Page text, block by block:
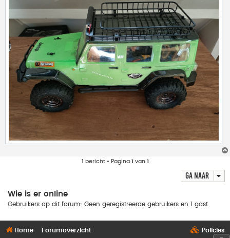
1 bericht • Pagina 1 van 1
Ga naar
Wie is er online
Gebruikers op dit forum: Geen geregistreerde gebruikers en 1 gast
Home Forumoverzicht Policies